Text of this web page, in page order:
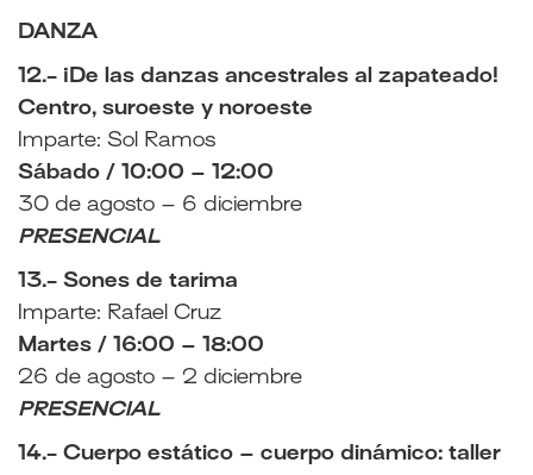
DANZA
12.- ¡De las danzas ancestrales al zapateado!
Centro, suroeste y noroeste
Imparte: Sol Ramos
Sábado / 10:00 – 12:00
30 de agosto – 6 diciembre
PRESENCIAL
13.- Sones de tarima
Imparte: Rafael Cruz
Martes / 16:00 – 18:00
26 de agosto – 2 diciembre
PRESENCIAL
14.- Cuerpo estático – cuerpo dinámico: taller